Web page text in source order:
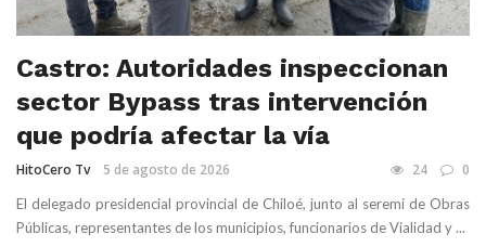
Castro: Autoridades inspeccionan
sector Bypass tras intervención
que podría afectar la vía
HitoCero Tv 5 de agosto de 2026 24 0
El delegado presidencial provincial de Chiloé, junto al seremi de Obras
Públicas, representantes de los municipios, funcionarios de Vialidad y ...